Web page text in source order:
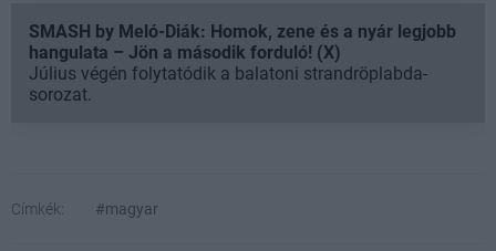
SMASH by Meló-Diák: Homok, zene és a nyár legjobb
hangulata – Jön a második forduló! (X)
Július végén folytatódik a balatoni strandröplabda-
sorozat.
Címkék: #magyar